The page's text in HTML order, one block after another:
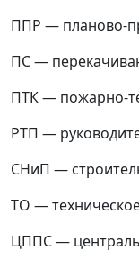
ППР — планово-
ПС—
ПТК— пожарно-
РТП —
СНиП —
ТО —
ЦППС—